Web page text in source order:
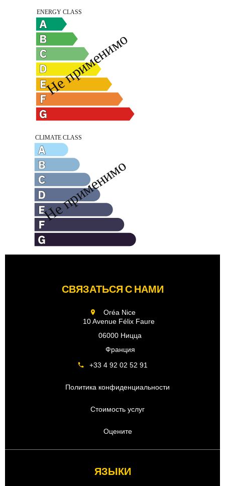
СВЯЗАТЬСЯ С НАМИ
Oréa Nice
10 Avenue Félix Faure
06000 Ницца
Франция
+33 4 92 02 52 91
Политика конфиденциальности
Стоимость услуг
Оцените
ЯЗЫКИ